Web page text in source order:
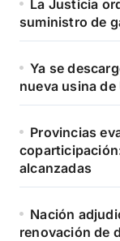
La Justicia
suministro de
Ya se
nueva usina de
Provincias
alcanzadas
Nación
renovación de